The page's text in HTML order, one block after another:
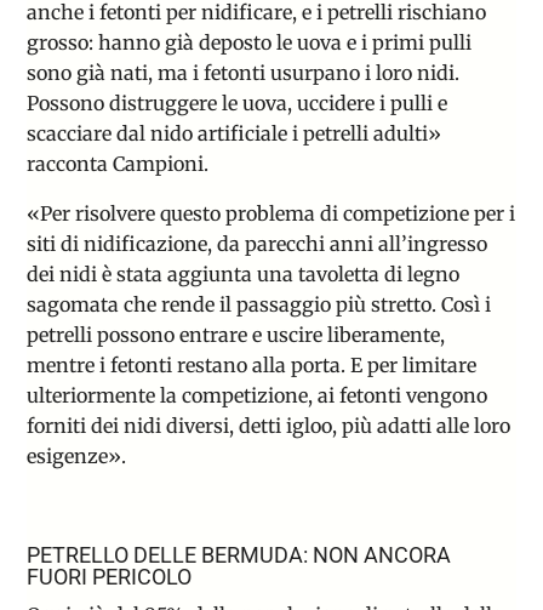
anche i fetonti per nidificare, e i petrelli rischiano
grosso: hanno già deposto le uova e i primi pulli
sono già nati, ma i fetonti usurpano i loro nidi.
Possono distruggere le uova, uccidere i pulli e
scacciare dal nido artificiale i petrelli adulti»
racconta Campioni.
«Per risolvere questo problema di competizione per i
siti di nidificazione, da parecchi anni all’ingresso
dei nidi è stata aggiunta una tavoletta di legno
sagomata che rende il passaggio più stretto. Così i
petrelli possono entrare e uscire liberamente,
mentre i fetonti restano alla porta. E per limitare
ulteriormente la competizione, ai fetonti vengono
forniti dei nidi diversi, detti igloo, più adatti alle loro
esigenze».
PETRELLO DELLE BERMUDA: NON ANCORA
FUORI PERICOLO